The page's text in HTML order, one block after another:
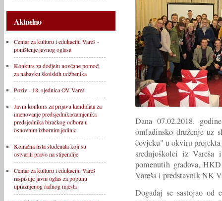
Aktuelno
Centar za kulturu i edukaciju Vareš -
poništenje javnog oglasa
Konkurs za dodjelu novčane pomoći
za nabavku školskih udžbenika
Poziv - 18. sjednica OV Vareš
Javni konkurs za prijavu kandidata za
imenovanje predsjednika/zamjenika
predsjednika biračkog odbora u
osnovnim izbornim jedinic
Konačna lista studenata koji su
ostvarili pravo na stipendije
Centar za kulturu i edukaciju Vareš
raspisuje javni oglas za popunu
upražnjenog radnog mjesta
Dana 07.02.2018.
omladinsko druženje uz
čovjeku" u okviru
srednjoškolci iz
pomenutih gradova,
Vareša i predstavnik NK
Događaj se sastojao od